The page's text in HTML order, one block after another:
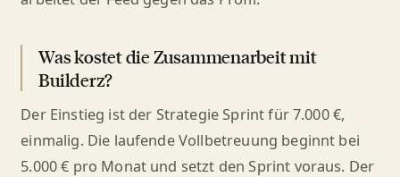
Was kostet die Zusammenarbeit mit
Builderz?
Der Einstieg ist der Strategie Sprint für 7.000 €,
einmalig. Die laufende Vollbetreuung beginnt bei
5.000 € pro Monat und setzt den Sprint voraus. Der